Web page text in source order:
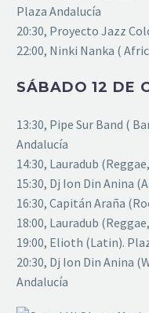
Plaza Andalucía
20:30, Proyecto Jazz
22:00, Ninki Nanka (
SÁBADO 12 DE
13:30, Pipe Sur Band (
Andalucía
14:30, Lauradub
15:30, Dj Ion Din Anina
16:30, Capitán Araña
18:00, Lauradub
19:00, Elioth (Latin).
20:30, Dj Ion Din Anina
Andalucía